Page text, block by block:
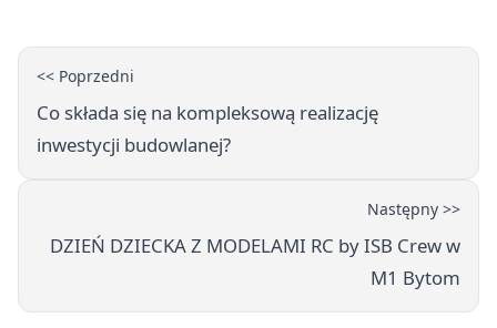
<< Poprzedni
Co składa się na kompleksową realizację
inwestycji budowlanej?
Następny >>
DZIEŃ DZIECKA Z MODELAMI RC by ISB Crew w
M1 Bytom